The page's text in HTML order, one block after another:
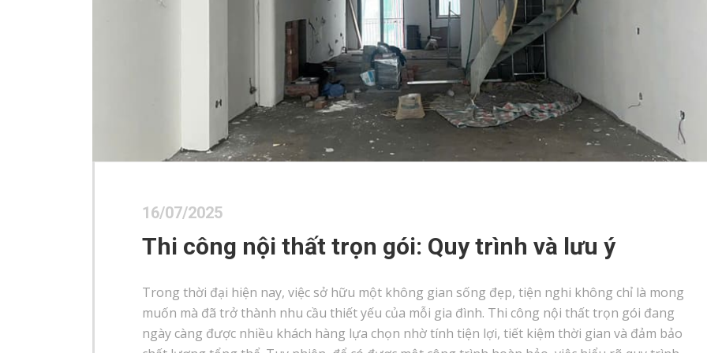
16/07/2025
Thi công nội thất trọn gói: Quy trình và lưu ý
Trong thời đại hiện nay, việc sở hữu một không gian sống đẹp, tiện nghi không chỉ là mong
muốn mà đã trở thành nhu cầu thiết yếu của mỗi gia đình. Thi công nội thất trọn gói đang
ngày càng được nhiều khách hàng lựa chọn nhờ tính tiện lợi, tiết kiệm thời gian và đảm bảo